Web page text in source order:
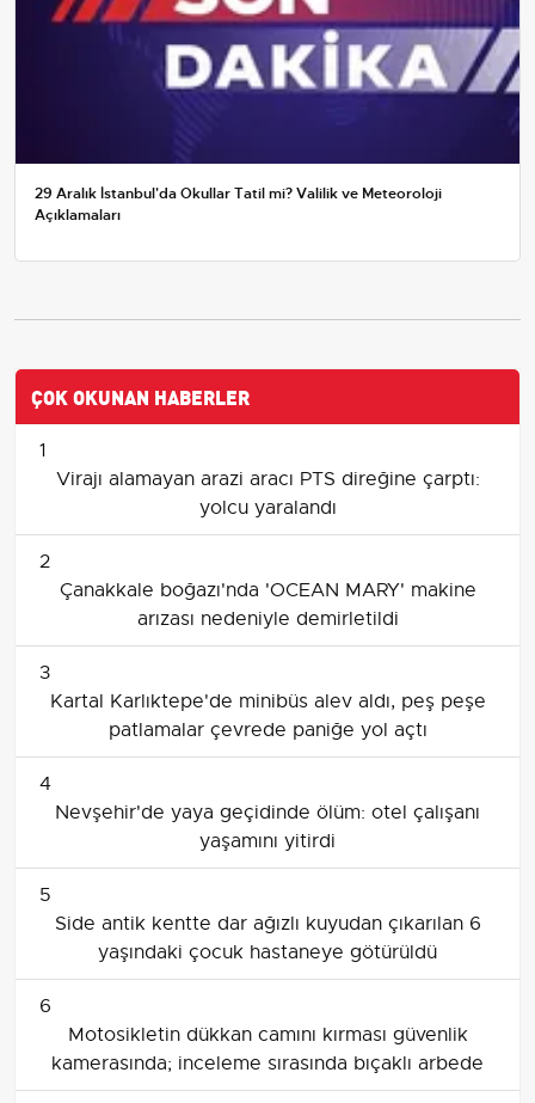
29 Aralık İstanbul'da Okullar Tatil mi? Valilik ve Meteoroloji
Açıklamaları
ÇOK OKUNAN HABERLER
1
Virajı alamayan arazi aracı PTS direğine çarptı:
yolcu yaralandı
2
Çanakkale boğazı'nda 'OCEAN MARY' makine
arızası nedeniyle demirletildi
3
Kartal Karlıktepe'de minibüs alev aldı, peş peşe
patlamalar çevrede paniğe yol açtı
4
Nevşehir'de yaya geçidinde ölüm: otel çalışanı
yaşamını yitirdi
5
Side antik kentte dar ağızlı kuyudan çıkarılan 6
yaşındaki çocuk hastaneye götürüldü
6
Motosikletin dükkan camını kırması güvenlik
kamerasında; inceleme sırasında bıçaklı arbede